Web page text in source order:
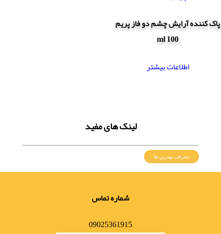
پاک کننده آرایش چشم دو فاز پریم
100 ml
اطلاعات بیشتر
لینک های مفید
معرفی بهترین ها
شماره تماس
09025361915